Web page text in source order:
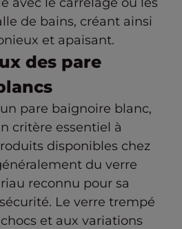
de bains, créant ainsi
et apaisant.
des pare
pare baignoire blanc,
critère essentiel à
disponibles chez
du verre
reconnu pour sa
Le verre trempé
et aux variations